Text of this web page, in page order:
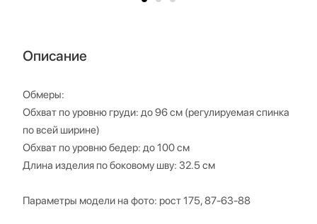
Описание
Обмеры:
Обхват по уровню груди: до 96 см (регулируемая спинка
по всей ширине)
Обхват по уровню бедер: до 100 см
Длина изделия по боковому шву: 32.5 см
Параметры модели на фото: рост 175, 87-63-88